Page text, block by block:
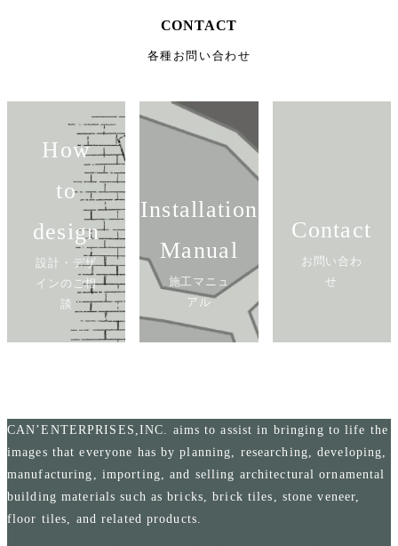
CONTACT
各種お問い合わせ
How
to
design
設計・デザ
インのご相
談
Installation
Manual
施工マニュ
アル
Contact
お問い合わ
せ
CAN’ENTERPRISES,INC. aims to assist in bringing to life the
images that everyone has by planning, researching, developing,
manufacturing, importing, and selling architectural ornamental
building materials such as bricks, brick tiles, stone veneer,
floor tiles, and related products.